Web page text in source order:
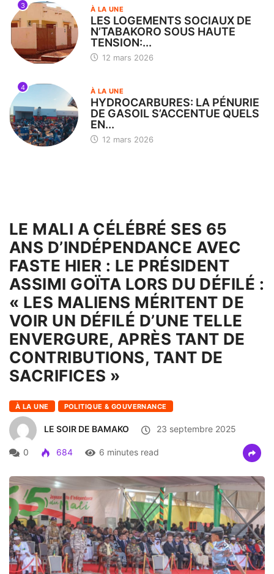
3 À LA UNE
LES LOGEMENTS SOCIAUX DE
N’TABAKORO SOUS HAUTE
TENSION:...
12 mars 2026
4 À LA UNE
HYDROCARBURES: LA PÉNURIE
DE GASOIL S’ACCENTUE QUELS
EN...
12 mars 2026
LE MALI A CÉLÉBRÉ SES 65
ANS D’INDÉPENDANCE AVEC
FASTE HIER : LE PRÉSIDENT
ASSIMI GOÏTA LORS DU DÉFILÉ :
« LES MALIENS MÉRITENT DE
VOIR UN DÉFILÉ D’UNE TELLE
ENVERGURE, APRÈS TANT DE
CONTRIBUTIONS, TANT DE
SACRIFICES »
À LA UNE POLITIQUE & GOUVERNANCE
LE SOIR DE BAMAKO 23 septembre 2025
0 684 6 minutes read